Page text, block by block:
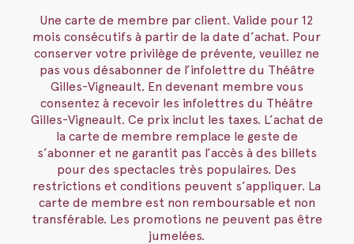
Une carte de membre par client. Valide pour 12
mois consécutifs à partir de la date d’achat. Pour
conserver votre privilège de prévente, veuillez ne
pas vous désabonner de l’infolettre du Théâtre
Gilles-Vigneault. En devenant membre vous
consentez à recevoir les infolettres du Théâtre
Gilles-Vigneault. Ce prix inclut les taxes. L’achat de
la carte de membre remplace le geste de
s’abonner et ne garantit pas l’accès à des billets
pour des spectacles très populaires. Des
restrictions et conditions peuvent s’appliquer. La
carte de membre est non remboursable et non
transférable. Les promotions ne peuvent pas être
jumelées.